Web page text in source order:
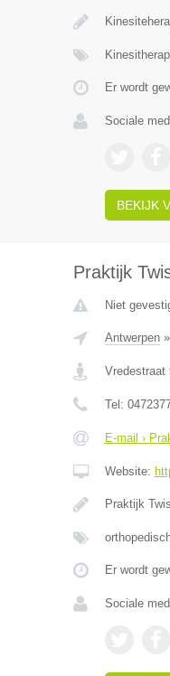
Er wordt
Sociale
BEKIJK
Praktijk
Niet
Antwerpen»
Vredestraat
Tel:
E-mail ›
Website:
Praktijk
Er wordt
Sociale